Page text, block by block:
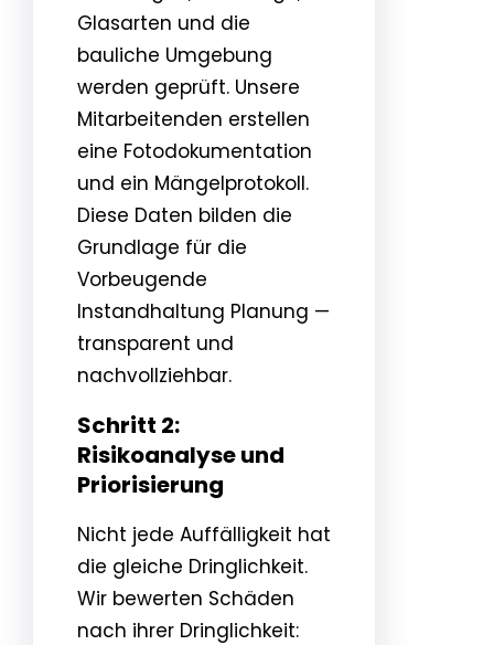
Glasarten und die
bauliche Umgebung
werden geprüft. Unsere
Mitarbeitenden erstellen
eine Fotodokumentation
und ein Mängelprotokoll.
Diese Daten bilden die
Grundlage für die
Vorbeugende
Instandhaltung Planung —
transparent und
nachvollziehbar.
Schritt 2:
Risikoanalyse und
Priorisierung
Nicht jede Auffälligkeit hat
die gleiche Dringlichkeit.
Wir bewerten Schäden
nach ihrer Dringlichkeit: